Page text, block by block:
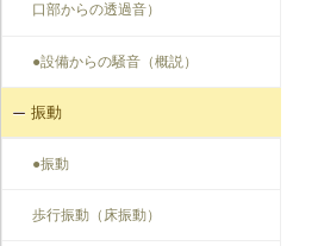
口部からの透過音）
●設備からの騒音（概説）
振動
●振動
歩行振動（床振動）